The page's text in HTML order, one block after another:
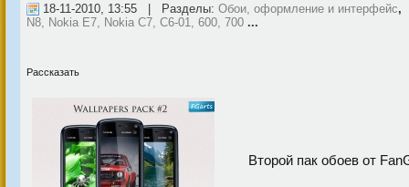
18-11-2010, 13:55 | Разделы: Обои, оформление и интерфейс
N8, Nokia E7, Nokia C7, C6-01, 600, 700 ...
Рассказать
Второй пак обоев от